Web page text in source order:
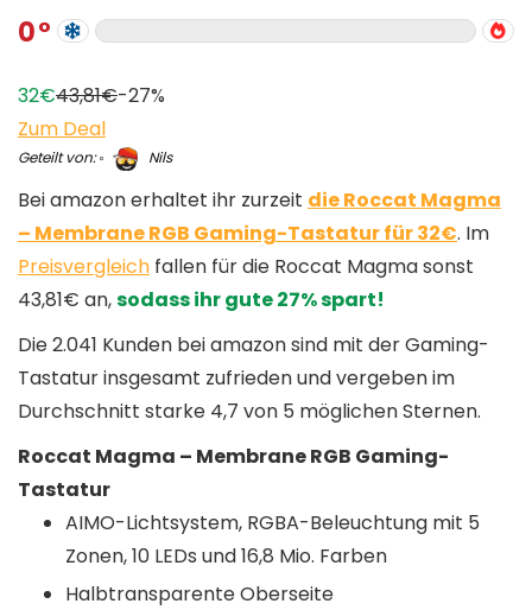
0
32€43,81€-27%
Zum Deal
Geteilt von: Nils
Bei amazon erhaltet ihr zurzeit die Roccat Magma
– Membrane RGB Gaming-Tastatur für 32€. Im
Preisvergleich fallen für die Roccat Magma sonst
43,81€ an,sodass ihr gute 27% spart!
Die 2.041 Kunden bei amazon sind mit der Gaming-
Tastatur insgesamt zufrieden und vergeben im
Durchschnitt starke 4,7 von 5 möglichen Sternen.
Roccat Magma – Membrane RGB Gaming-
Tastatur
AIMO-Lichtsystem, RGBA-Beleuchtung mit 5
Zonen, 10 LEDs und 16,8 Mio. Farben
Halbtransparente Oberseite